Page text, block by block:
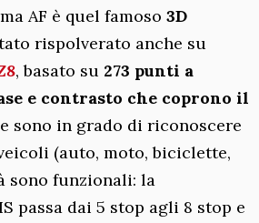
AF è quel famoso 3D
rispolverato anche su
, basato su 273 punti a
e contrasto che coprono il
e sono in grado di riconoscere
(auto, moto, biciclette,
sono funzionali: la
passa dai 5 stop agli 8 stop e